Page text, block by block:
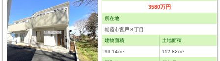
3580万円
所在地
朝霞市宮戸３丁目
建物面積
93.14ｍ²
土地面積
112.82ｍ²